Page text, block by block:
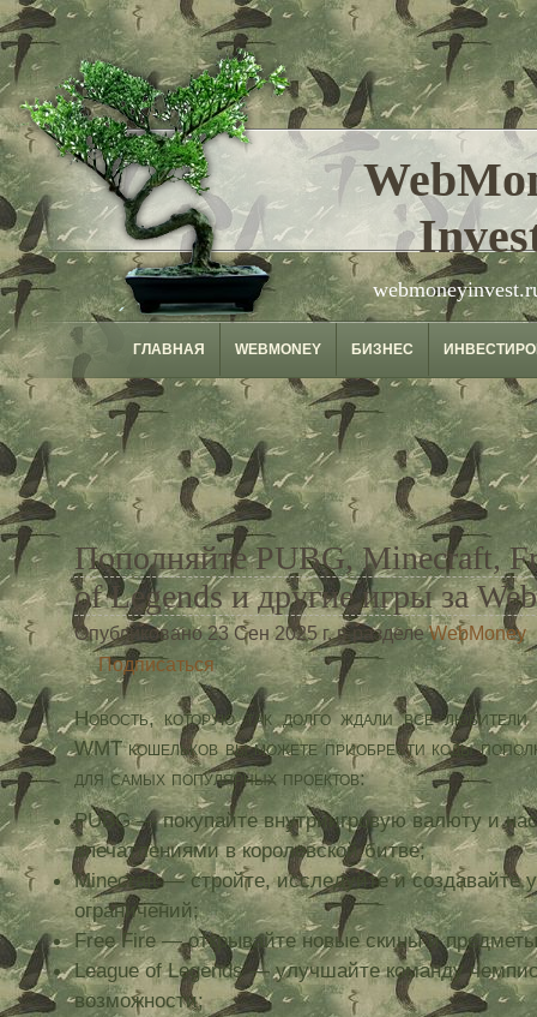
ГЛАВНАЯ WEBMONEY БИЗНЕС
Пополняйте PUBG, Minecraft,
of Legends и другие игры за
Опубликовано 23 Сен 2025 г. в разделеWebMoney
Подписаться
Новость, которую так долго ждали все
WMT кошельков вы можете приобрести коды
для самых популярных проектов:
PUBG — покупайте внутриигровую валюту и
впечатлениями в королевской битве;
Minecraft — стройте, исследуйте и создавайте
ограничений;
Free Fire — открывайте новые скины и
League of Legends — улучшайте команду
возможности;